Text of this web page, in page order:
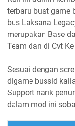
terbaru buat game
bus Laksana
merupakan Base
Team dan di Cvt
Sesuai dengan
digame bussid
Support narik
dalam mod ini